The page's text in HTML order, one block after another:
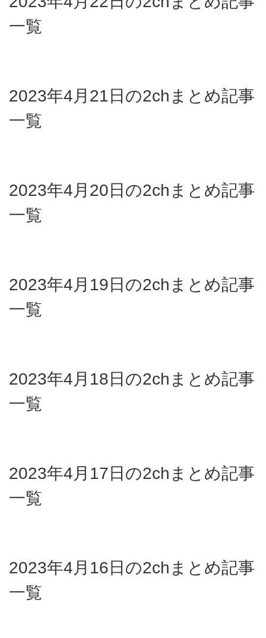
一覧
2023年4月21日の2chまとめ記事
一覧
2023年4月20日の2chまとめ記事
一覧
2023年4月19日の2chまとめ記事
一覧
2023年4月18日の2chまとめ記事
一覧
2023年4月17日の2chまとめ記事
一覧
2023年4月16日の2chまとめ記事
一覧